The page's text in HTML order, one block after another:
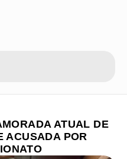
ATUAL DE
ACUSADA POR